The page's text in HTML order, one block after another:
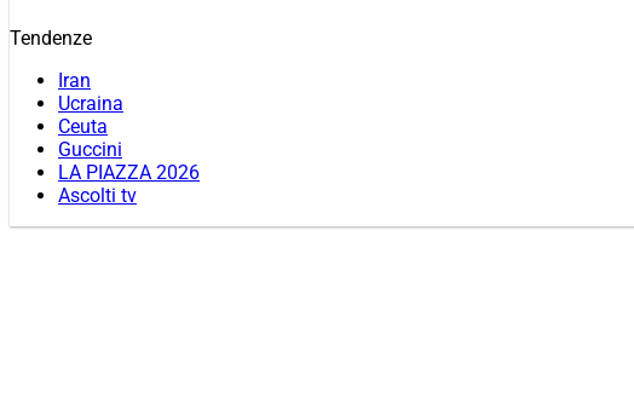
Tendenze
Iran
Ucraina
Ceuta
Guccini
LA PIAZZA 2026
Ascolti tv